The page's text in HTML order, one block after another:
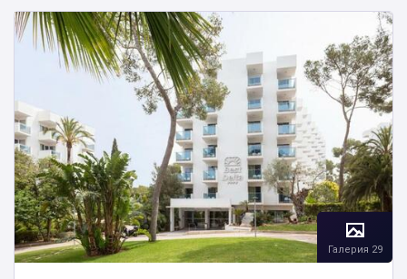
Галерия 29